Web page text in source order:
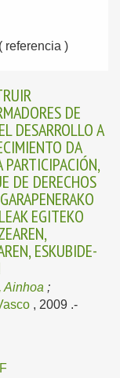
referencia )
DE
DESARROLLO A
DA
PARTICIPACIÓN,
DE DERECHOS
EGITEKO
ESKUBIDE-
Ainhoa ;
, 2009 .-